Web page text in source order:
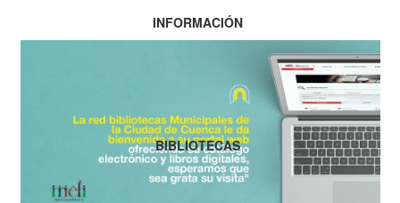
INFORMACIÓN
BIBLIOTECAS